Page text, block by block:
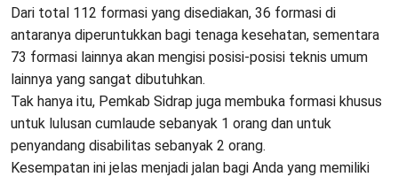
Dari total 112 formasi yang disediakan, 36 formasi di
antaranya diperuntukkan bagi tenaga kesehatan, sementara
73 formasi lainnya akan mengisi posisi-posisi teknis umum
lainnya yang sangat dibutuhkan.
Tak hanya itu, Pemkab Sidrap juga membuka formasi khusus
untuk lulusan cumlaude sebanyak 1 orang dan untuk
penyandang disabilitas sebanyak 2 orang.
Kesempatan ini jelas menjadi jalan bagi Anda yang memiliki